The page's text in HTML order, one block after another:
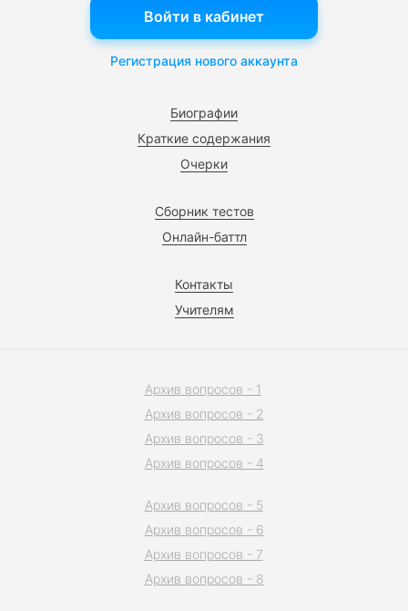
Биографии
Краткие содержания
Очерки
Сборник тестов
Онлайн-баттл
Контакты
Учителям
Войти в кабинет
Регистрация нового аккаунта
Архив вопросов - 1
Архив вопросов - 2
Архив вопросов - 3
Архив вопросов - 4
Архив вопросов - 5
Архив вопросов - 6
Архив вопросов - 7
Архив вопросов - 8